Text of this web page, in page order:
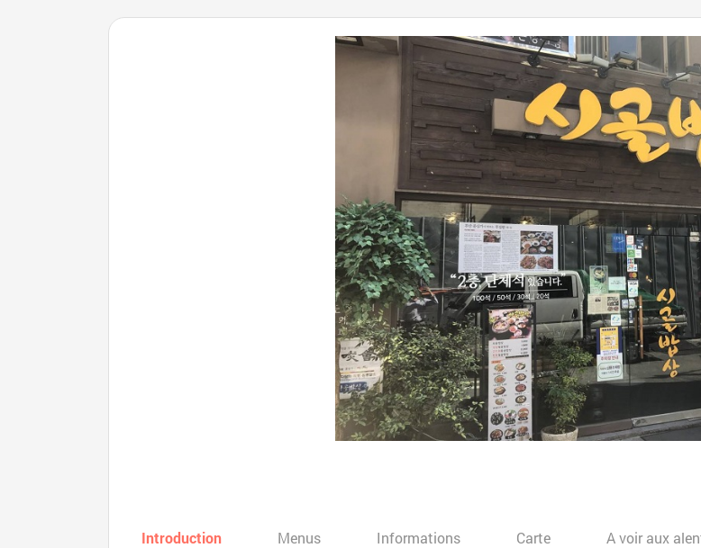
Introduction Menus Informations Carte A voir aux